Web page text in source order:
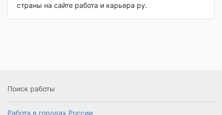
страны на сайте работа и карьера ру.
Поиск работы
Работа в городах России